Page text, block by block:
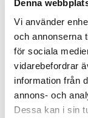
Denna
Vi använder
och annonserna
för sociala
vidarebefordrar
information från
annons- och
Dessa kan i sin